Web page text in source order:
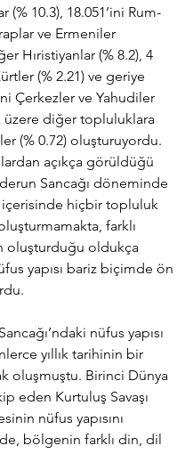
(% 10.3), 18.051’ini Rum-
ve Ermeniler
Hıristiyanlar (% 8.2), 4
(% 2.21) ve geriye
Çerkezler ve Yahudiler
üzere diğer topluluklara
(% 0.72) oluşturuyordu.
açıkça görüldüğü
Sancağı döneminde
hiçbir topluluk
farklı
oluşturduğu oldukça
yapısı bariz biçimde ön
nüfus yapısı
yıllık tarihinin bir
oluşmuştu. Birinci Dünya
eden Kurtuluş Savaşı
nüfus yapısını
bölgenin farklı din, dil